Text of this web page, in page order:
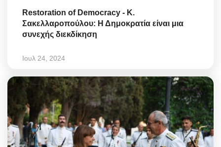
Restoration of Democracy - Κ.
Σακελλαροπούλου: Η Δημοκρατία είναι μια
συνεχής διεκδίκηση
Ιουλ 24, 2024